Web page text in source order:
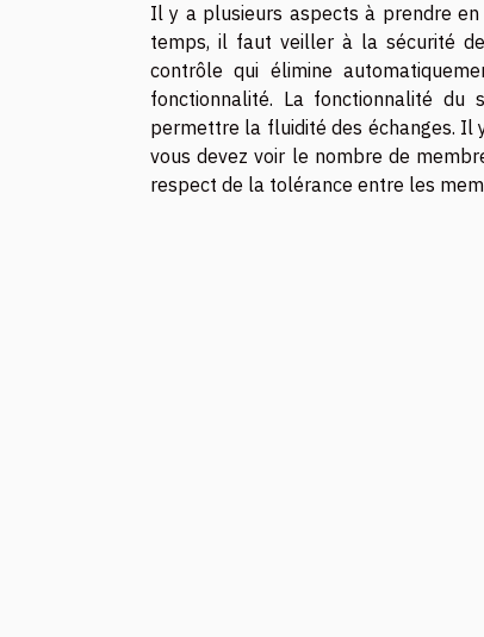
Il y a plusieurs aspects à prendre
temps, il faut veiller à la sécurité
contrôle qui élimine
fonctionnalité. La fonctionnalité
permettre la fluidité des échanges. Il
vous devez voir le nombre de
respect de la tolérance entre les